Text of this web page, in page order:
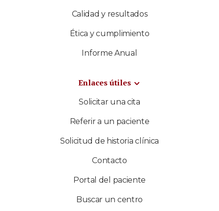
Calidad y resultados
Ética y cumplimiento
Informe Anual
Enlaces útiles
Solicitar una cita
Referir a un paciente
Solicitud de historia clínica
Contacto
Portal del paciente
Buscar un centro